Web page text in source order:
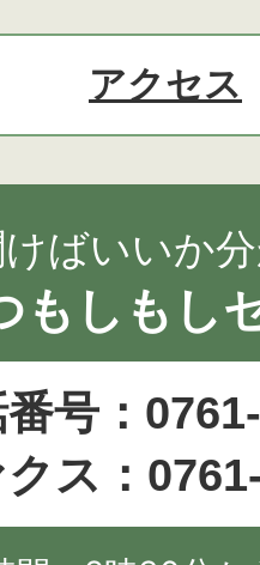
アクセス
ばいいか
もしもし
号：
ス：